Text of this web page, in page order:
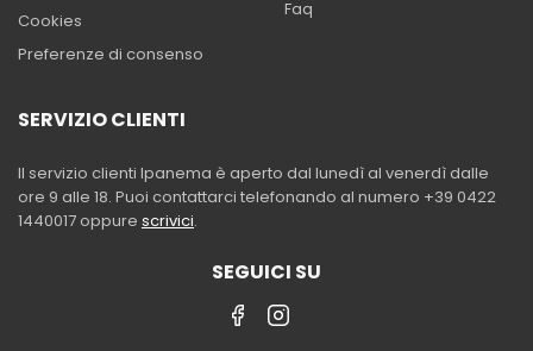
Cookies
Preferenze di consenso
Faq
SERVIZIO CLIENTI
Il servizio clienti Ipanema è aperto dal lunedì al venerdì dalle
ore 9 alle 18. Puoi contattarci telefonando al numero +39 0422
1440017 oppure scrivici.
SEGUICI SU